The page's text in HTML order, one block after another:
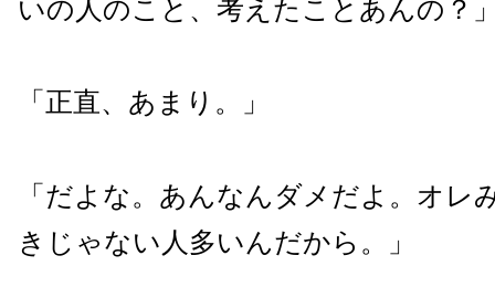
いの人のこと、考えたことあんの？
「正直、あまり。」
「だよな。あんなんダメだよ。オレ
きじゃない人多いんだから。」